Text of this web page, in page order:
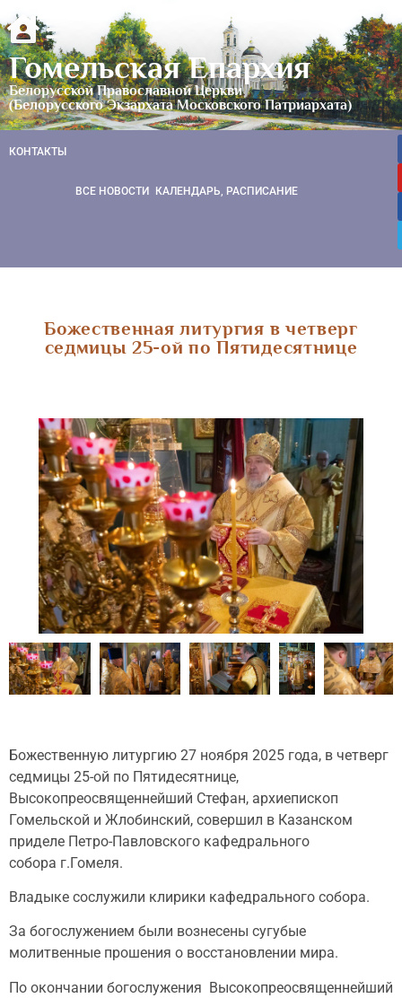
Гомельская Епархия
Белорусской Православной Церкви
(Белорусского Экзархата Московского Патриархата)
КОНТАКТЫ
ВСЕ НОВОСТИ КАЛЕНДАРЬ, РАСПИСАНИЕ
Божественная литургия в четверг
седмицы 25-ой по Пятидесятнице
Божественную литургию 27 ноября 2025 года, в четверг
седмицы 25-ой по Пятидесятнице,
Высокопреосвященнейший Стефан, архиепископ
Гомельской и Жлобинский, совершил в Казанском
приделе Петро-Павловского кафедрального
собора г.Гомеля.
Владыке сослужили клирики кафедрального собора.
За богослужением были вознесены сугубые
молитвенные прошения о восстановлении мира.
По окончании богослужения Высокопреосвященнейший